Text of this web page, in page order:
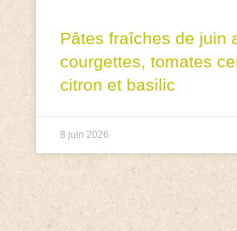
Pâtes fraîches de juin
courgettes, tomates
citron et basilic
8 juin 2026